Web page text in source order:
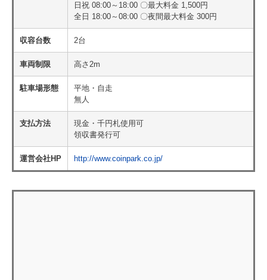
日祝 08:00～18:00 〇最大料金 1,500円
全日 18:00～08:00 〇夜間最大料金 300円
収容台数 2台
車両制限 高さ2m
駐車場形態
平地・自走
無人
支払方法
現金・千円札使用可
領収書発行可
運営会社HP http://www.coinpark.co.jp/